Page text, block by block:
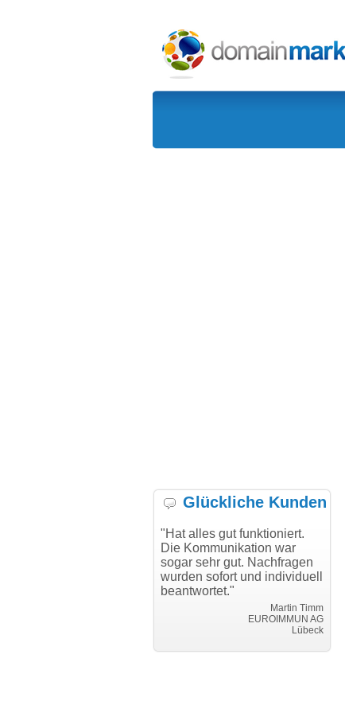
Glückliche Kunden
"Hat alles gut funktioniert.
Die Kommunikation war
sogar sehr gut. Nachfragen
wurden sofort und individuell
beantwortet."
Martin Timm
EUROIMMUN AG
Lübeck